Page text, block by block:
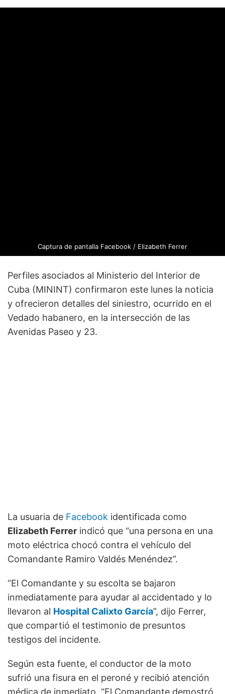
Captura de pantalla Facebook / Elizabeth Ferrer
Perfiles asociados al Ministerio del Interior de
Cuba (MININT) confirmaron este lunes la noticia
y ofrecieron detalles del siniestro, ocurrido en el
Vedado habanero, en la intersección de las
Avenidas Paseo y 23.
La usuaria de Facebook identificada como
Elizabeth Ferrer indicó que “una persona en una
moto eléctrica chocó contra el vehículo del
Comandante Ramiro Valdés Menéndez”.
“El Comandante y su escolta se bajaron
inmediatamente para ayudar al accidentado y lo
llevaron al Hospital Calixto García”, dijo Ferrer,
que compartió el testimonio de presuntos
testigos del incidente.
Según esta fuente, el conductor de la moto
sufrió una fisura en el peroné y recibió atención